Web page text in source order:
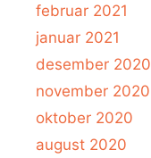
februar 2021
januar 2021
desember 2020
november 2020
oktober 2020
august 2020